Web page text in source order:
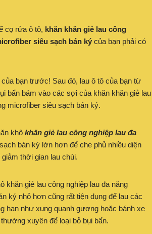
cọ rửa ô tô, khăn khăn giẻ lau công
siêu sạch bán ký của bạn phải có
bạn trước! Sau đó, lau ô tô của bạn từ
bẩn bám vào các sợi của khăn khăn giẻ lau
microfiber siêu sạch bán ký.
khô khăn giẻ lau công nghiệp lau đa
bán ký lớn hơn để che phủ nhiều diện
thời gian lau chùi.
khăn giẻ lau công nghiệp lau đa năng
ký nhỏ hơn cũng rất tiện dụng để lau các
hạn như xung quanh gương hoặc bánh xe
xuyên để loại bỏ bụi bẩn.